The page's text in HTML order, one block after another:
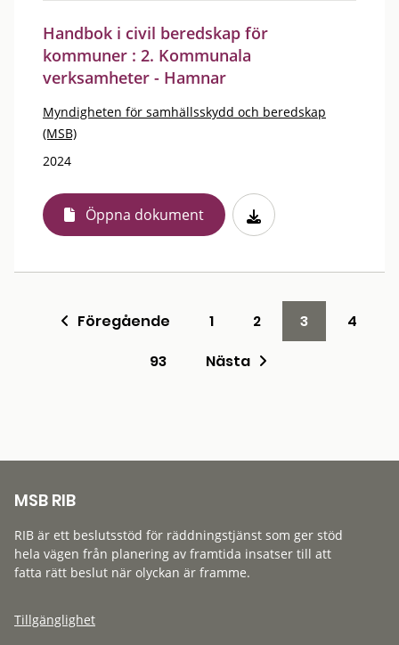
Handbok i civil beredskap för
kommuner : 2. Kommunala
verksamheter - Hamnar
Myndigheten för samhällsskydd och beredskap
(MSB)
2024
Öppna dokument
Föregående 1 2 3
4
93
Nästa
MSB RIB
RIB är ett beslutsstöd för räddningstjänst som ger stöd
hela vägen från planering av framtida insatser till att
fatta rätt beslut när olyckan är framme.
Tillgänglighet